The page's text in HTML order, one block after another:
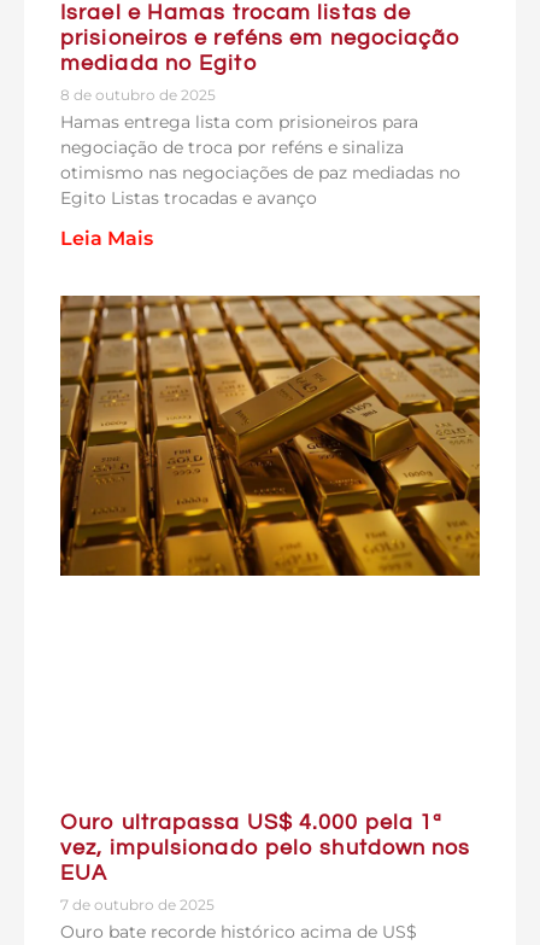
Israel e Hamas trocam listas de
prisioneiros e reféns em negociação
mediada no Egito
8 de outubro de 2025
Hamas entrega lista com prisioneiros para
negociação de troca por reféns e sinaliza
otimismo nas negociações de paz mediadas no
Egito Listas trocadas e avanço
Leia Mais
Ouro ultrapassa US$ 4.000 pela 1ª
vez, impulsionado pelo shutdown nos
EUA
7 de outubro de 2025
Ouro bate recorde histórico acima de US$